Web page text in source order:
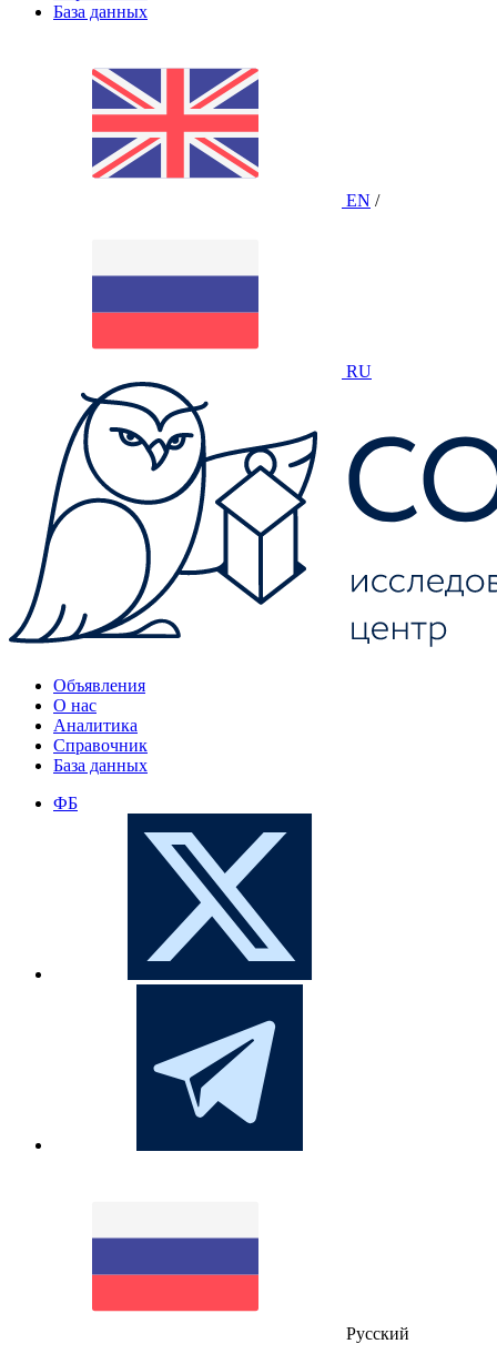
База данных
EN /
RU
Объявления
О нас
Аналитика
Справочник
База данных
ФБ
Русский